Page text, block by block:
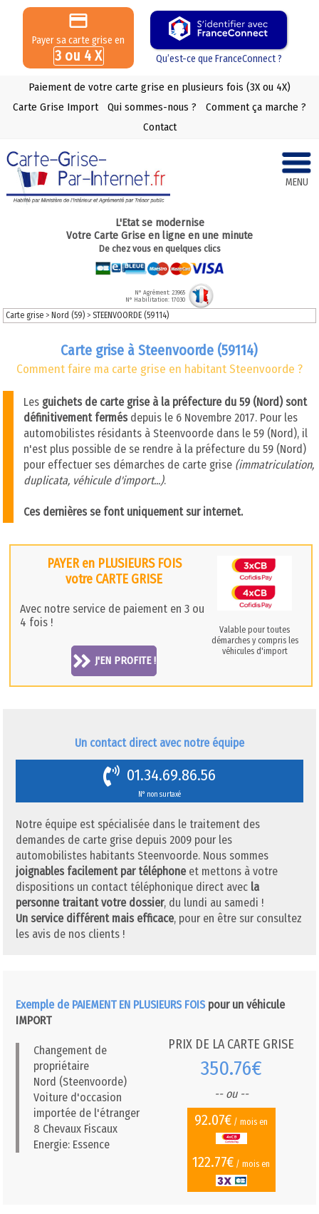
Payer sa carte grise en
3 ou 4 X Qu’est-ce que FranceConnect ?
Paiement de votre carte grise en plusieurs fois (3X ou 4X)
Carte Grise Import
Qui sommes-nous ?
Comment ça marche ?
Contact
MENU
L'Etat se modernise
Votre Carte Grise en ligne en une minute
De chez vous en quelques clics
N° Agrément: 23965
N° Habilitation: 17030
Carte grise > Nord (59)>STEENVOORDE (59114)
Carte grise à Steenvoorde (59114)
Comment faire ma carte grise en habitant Steenvoorde ?
Les guichets de carte grise à la préfecture du 59 (Nord) sont
définitivement fermésdepuis le 6 Novembre 2017. Pour les
automobilistes résidants à Steenvoorde dans le 59 (Nord), il
n'est plus possible de se rendre à la préfecture du 59 (Nord)
pour effectuer ses démarches de carte grise (immatriculation,
duplicata, véhicule d'import...).
Ces dernières se font uniquement sur internet.
PAYER en PLUSIEURS FOIS
votre CARTE GRISE
Avec notre service de paiement en 3 ou
4 fois !
J'EN PROFITE !
Valable pour toutes
démarches y compris les
véhicules d'import
Un contact direct avec notre équipe
01.34.69.86.56
N° non surtaxé
Notre équipe est spécialisée dans le traitement des
demandes de carte grise depuis 2009 pour les
automobilistes habitants Steenvoorde. Nous sommes
joignables facilement par téléphone et mettons à votre
dispositions un contact téléphonique direct avec la
personne traitant votre dossier, du lundi au samedi !
Un service différent mais efficace, pour en être sur consultez
les avis de nos clients !
Exemple de PAIEMENT EN PLUSIEURS FOIS pour un véhicule
IMPORT
Changement de
propriétaire
Nord (Steenvoorde)
Voiture d'occasion
importée de l'étranger
8 Chevaux Fiscaux
Energie: Essence
PRIX DE LA CARTE GRISE
350.76€
-- ou --
92.07€ / mois en
122.77€ / mois en